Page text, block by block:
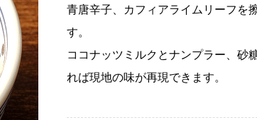
青唐辛子、カフィアライムリーフを
す。
ココナッツミルクとナンプラー、砂
れば現地の味が再現できます。